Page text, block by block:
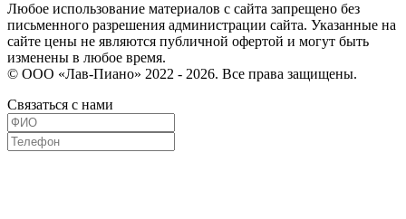
Любое использование материалов с сайта запрещено без
письменного разрешения администрации сайта. Указанные на
сайте цены не являются публичной офертой и могут быть
изменены в любое время.
© ООО «Лав-Пиано» 2022 - 2026. Все права защищены.
Связаться с нами